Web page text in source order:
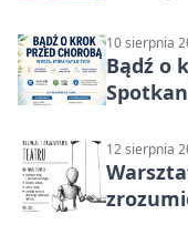
10 sierpnia
Bądź o
12 sierpnia